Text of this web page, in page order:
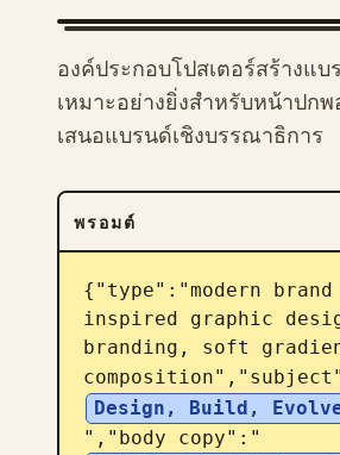
องค์ประกอบโปสเตอร์สร้างแ
เหมาะอย่างยิ่งสำหรับหน้าปก
เสนอแบรนด์เชิงบรรณาธิการ
พรอมต์
{"type":"modern
inspired graphic
branding, soft
Design, Build,
","body copy":"